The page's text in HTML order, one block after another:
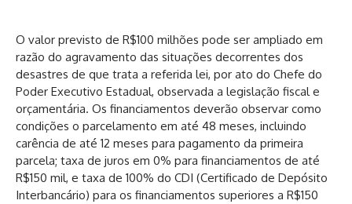
O valor previsto de R$100 milhões pode ser ampliado em
razão do agravamento das situações decorrentes dos
desastres de que trata a referida lei, por ato do Chefe do
Poder Executivo Estadual, observada a legislação fiscal e
orçamentária. Os financiamentos deverão observar como
condições o parcelamento em até 48 meses, incluindo
carência de até 12 meses para pagamento da primeira
parcela; taxa de juros em 0% para financiamentos de até
R$150 mil, e taxa de 100% do CDI (Certificado de Depósito
Interbancário) para os financiamentos superiores a R$150